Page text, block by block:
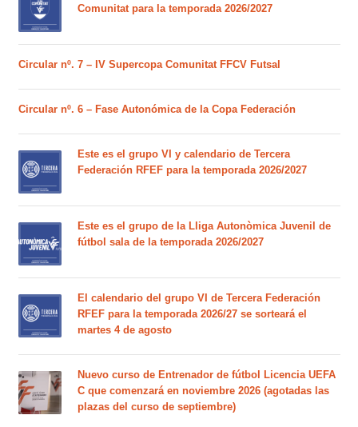
Comunitat para la temporada 2026/2027
Circular nº. 7 – IV Supercopa Comunitat FFCV Futsal
Circular nº. 6 – Fase Autonómica de la Copa Federación
Este es el grupo VI y calendario de Tercera
Federación RFEF para la temporada 2026/2027
Este es el grupo de la Lliga Autonòmica Juvenil de
fútbol sala de la temporada 2026/2027
El calendario del grupo VI de Tercera Federación
RFEF para la temporada 2026/27 se sorteará el
martes 4 de agosto
Nuevo curso de Entrenador de fútbol Licencia UEFA
C que comenzará en noviembre 2026 (agotadas las
plazas del curso de septiembre)